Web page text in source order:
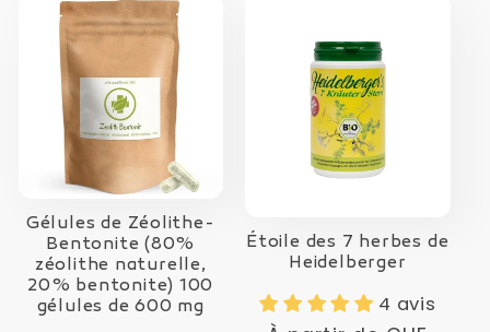
Gélules de Zéolithe-
Bentonite (80%
zéolithe naturelle,
20% bentonite) 100
gélules de 600 mg
Étoile des 7 herbes de
Heidelberger
4 avis